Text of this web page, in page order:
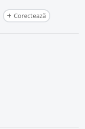
Corectează